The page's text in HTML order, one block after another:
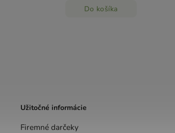
Do košíka
Užitočné informácie
Firemné darčeky